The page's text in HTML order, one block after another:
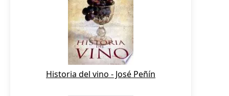
Historia del vino - José Peñín